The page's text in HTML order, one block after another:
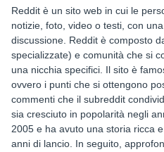
Reddit è un sito web in cui le
notizie, foto, video o testi, con
discussione. Reddit è composto
specializzate) e comunità che si
una nicchia specifici. Il sito è
ovvero i punti che si ottengono
commenti che il subreddit
sia cresciuto in popolarità negli
2005 e ha avuto una storia ricca
anni di lancio. In seguito,
FAQ